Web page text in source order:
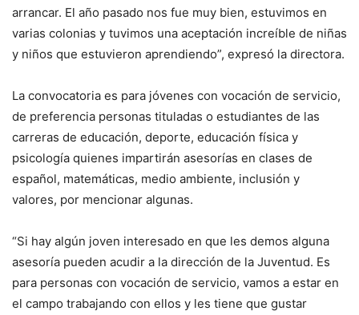
arrancar. El año pasado nos fue muy bien, estuvimos en
varias colonias y tuvimos una aceptación increíble de niñas
y niños que estuvieron aprendiendo”, expresó la directora.
La convocatoria es para jóvenes con vocación de servicio,
de preferencia personas tituladas o estudiantes de las
carreras de educación, deporte, educación física y
psicología quienes impartirán asesorías en clases de
español, matemáticas, medio ambiente, inclusión y
valores, por mencionar algunas.
“Si hay algún joven interesado en que les demos alguna
asesoría pueden acudir a la dirección de la Juventud. Es
para personas con vocación de servicio, vamos a estar en
el campo trabajando con ellos y les tiene que gustar